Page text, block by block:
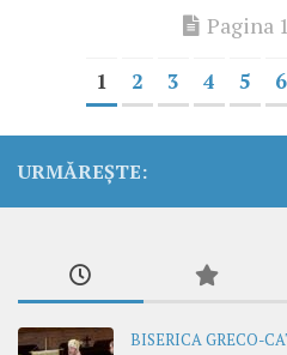
Pagina
1 2 3 4 5 6
URMĂREȘTE:
BISERICA GRECO-